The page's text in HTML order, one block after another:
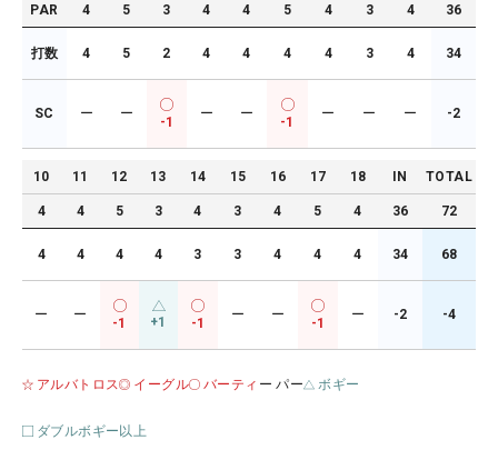
PAR 4 5 3 4 4 5 4 3 4 36
打数 4 5 2 4 4 4 4 3 4 34
SC ー ー
-1
ー ー
-1
ー ー ー -2
10 11 12 13 14 15 16 17 18 IN TOTAL
4 4 5 3 4 3 4 5 4 36 72
4 4 4 4 3 3 4 4 4 34 68
ー ー
-1 +1 -1
ー ー
-1
ー -2 -4
アルバトロス イーグル バーティ ー パー ボギー
ダブルボギー以上